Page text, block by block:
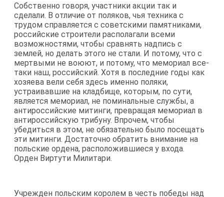
Собственно говоря, участники акции так и
сделали. В отличие от поляков, чья техника с
трудом справляется с советскими памятниками,
российские строители располагали всеми
возможностями, чтобы сравнять надпись с
землей, но делать этого не стали. И потому, что с
мертвыми не воюют, и потому, что мемориал все-
таки наш, российский. Хотя в последние годы как
хозяева вели себя здесь именно поляки,
устраивавшие на кладбище, которым, по сути,
является мемориал, не поминальные службы, а
антироссийские митинги, превращая мемориал в
антироссийскую трибуну. Впрочем, чтобы
убедиться в этом, не обязательно было посещать
эти митинги. Достаточно обратить внимание на
польские ордена, расположившиеся у входа.
Орден Виртути Милитари.
Учрежден польским королем в честь победы над